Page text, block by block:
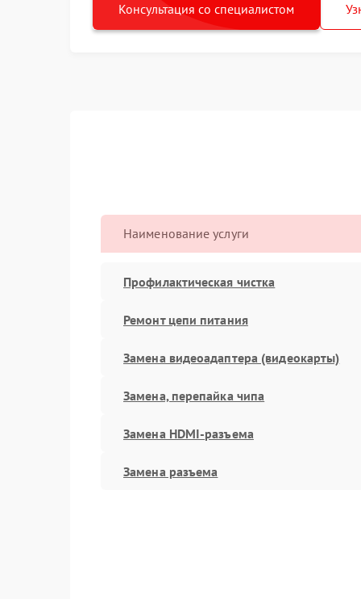
Консультация со специалистом
Наименование услуги
Профилактическая чистка
Ремонт цепи питания
Замена видеоадаптера (видеокарты)
Замена, перепайка чипа
Замена HDMI-разъема
Замена разъема